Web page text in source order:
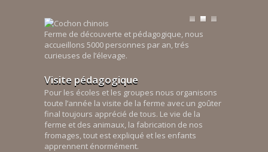
Ferme de découverte et pédagogique, nous
accueillons 5000 personnes par an, trés
curieuses de l’élevage.
Visite pédagogique
Pour les écoles et les groupes nous organisons
toute l’année la visite de la ferme avec un goûter
final toujours apprécié de tous. Le vie de la
ferme et des animaux, la fabrication de nos
fromages, tout est expliqué et les enfants
apprennent énormément.